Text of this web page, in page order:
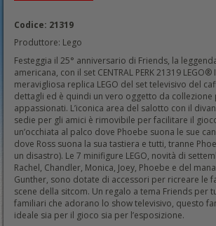
Codice: 21319
Produttore: Lego
Festeggia il 25° anniversario di Friends, la
americana, con il set CENTRAL PERK 21319
meravigliosa replica LEGO del set televisivo del
dettagli ed è quindi un vero oggetto da collezione
appassionati. L’iconica area del salotto con il
sedie per gli amici è rimovibile per facilitare il
un’occhiata al palco dove Phoebe suona le sue
dove Ross suona la sua tastiera e tutti, tranne
un disastro). Le 7 minifigure LEGO, novità di
Rachel, Chandler, Monica, Joey, Phoebe e del
Gunther, sono dotate di accessori per ricreare le
scene della sitcom. Un regalo a tema Friends per
familiari che adorano lo show televisivo, questo
ideale sia per il gioco sia per l’esposizione.